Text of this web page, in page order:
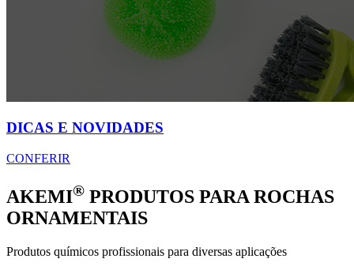
DICAS E NOVIDADES
CONFERIR
AKEMI® PRODUTOS PARA ROCHAS
ORNAMENTAIS
Produtos químicos profissionais para diversas aplicações